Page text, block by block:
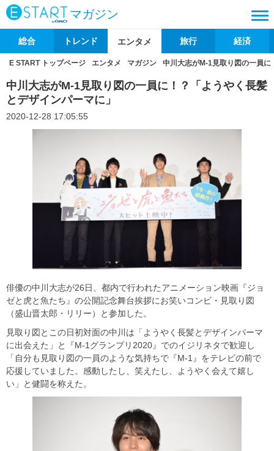
マガジン
総合 トレンド エンタメ 旅行 経済
E START トップページ エンタメ マガジン 中川大志がM-1見取り図の一員
中川大志がM-1見取り図の一員に！？「ようやく長髪
とデザインパーマに」
2020-12-28 17:05:55
俳優の中川大志が26日、都内で行われたアニメーション映画『ジョ
ゼと虎と魚たち』の公開記念舞台挨拶にお笑いコンビ・見取り図
（盛山晋太郎・リリー）と参加した。
見取り図とこの日初対面の中川は「ようやく長髪とデザインパーマ
に出会えた」と『M-1グランプリ2020』でのイジリネタで歓迎し
「自分も見取り図の一員のような気持ちで『M-1』をテレビの前で
応援していました。感動したし、笑えたし、ようやく会えて嬉し
い」と健闘を称えた。